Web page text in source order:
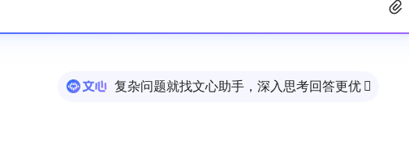
复杂问题就找文心助手，深入思考回答更优 